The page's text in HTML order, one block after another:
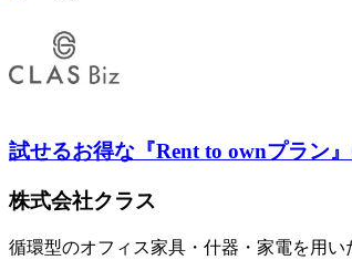
試せるお得な『Rent to ownプラン』
株式会社クラス
循環型のオフィス家具・什器・家電を用